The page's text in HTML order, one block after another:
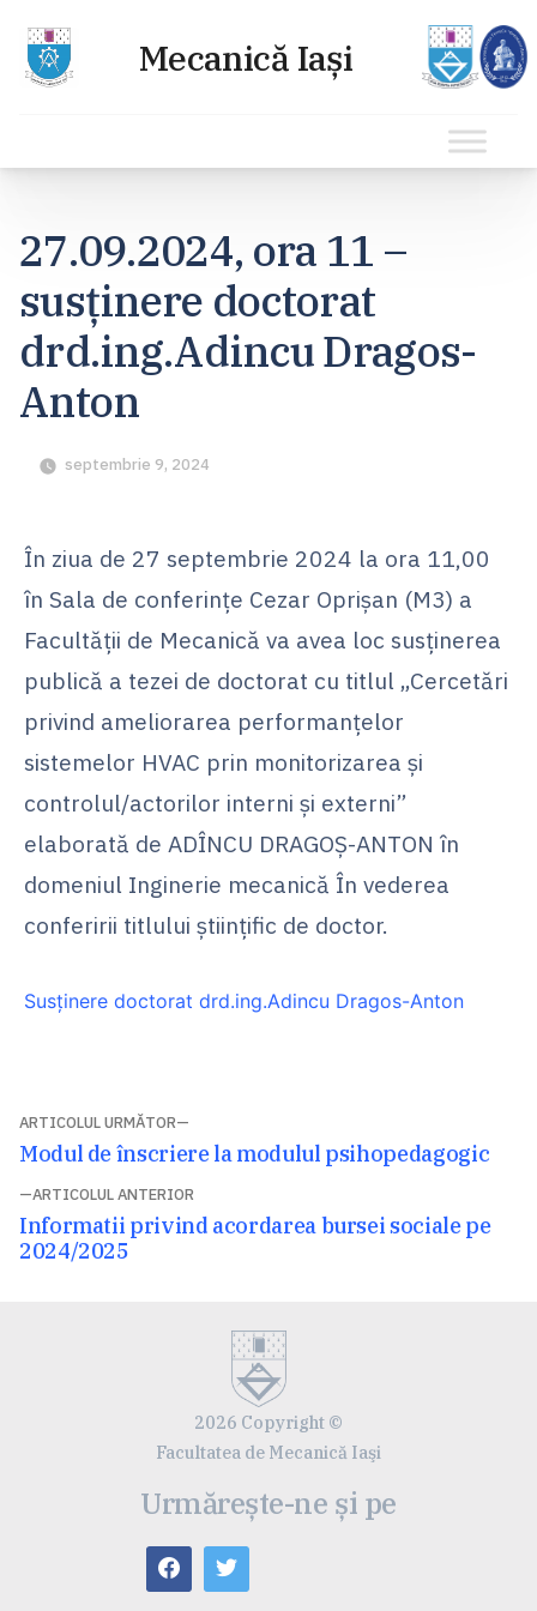
conținut
27.09.2024, ora 11 –
susținere doctorat
drd.ing.Adincu Dragos-
Anton
septembrie 9, 2024
În ziua de 27 septembrie 2024 la ora 11,00
în Sala de conferinţe Cezar Oprişan (M3) a
Facultăţii de Mecanică va avea loc susţinerea
publică a tezei de doctorat cu titlul „Cercetări
privind ameliorarea performanţelor
sistemelor HVAC prin monitorizarea şi
controlul/actorilor interni şi externi”
elaborată de ADÎNCU DRAGOŞ-ANTON în
domeniul Inginerie mecanică În vederea
conferirii titlului ştiinţific de doctor.
Susținere doctorat drd.ing.Adincu Dragos-Anton
Navigare
în
articole
ARTICOLUL ANTERIOR
Articolul
anterior:
Informatii privind acordarea bursei sociale pe
2024/2025
ARTICOLUL URMĂTOR
Articolul
Modul de înscriere la modulul psihopedagogic
2026 Copyright ©
Facultatea de Mecanică Iaşi
Urmărește-ne și pe